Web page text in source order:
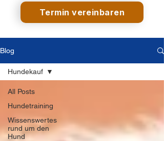
Termin vereinbaren
Blog
All Posts
Hundetraining
Wissenswertes
rund um den
Hund
Hundekauf